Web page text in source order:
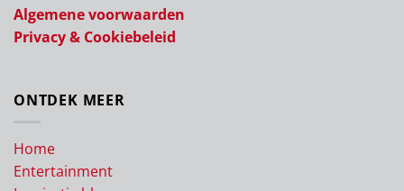
Algemene voorwaarden
Privacy & Cookiebeleid
ONTDEK MEER
Home
Entertainment